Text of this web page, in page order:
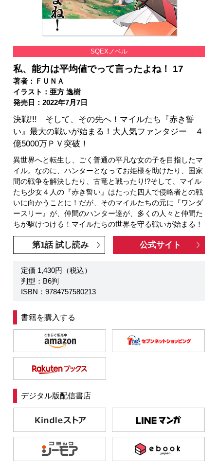
SQEXノベル
私、能力は平均値でって言ったよね！ 17
著者：ＦＵＮＡ
イラスト：亜方 逸樹
発売日：2022年7月7日
決戦!!! そして、その先へ！マイルたち『赤き誓
い』最大の戦いが始まる！大人気ファンタジー ４
億5000万ＰＶ突破！
異世界へと転生し、ごく普通の平凡な女の子を目指したマ
イル。なのに、ハンターとなってお姫様を助けたり、国家
間の戦争を解決したり、古竜と戦ったり!?そして、マイル
たち少女４人の『赤き誓い』はたった四人で侵略者との戦
いに向かうことに！だが、そのマイルたちの元に『ワンダ
ースリー』が、仲間のハンター達が、多くの人々と仲間た
ちが駆けつける！マイルたちの世界を守る戦いが始まる！
第1話 試し読み 公式サイト
定価 1,430円（税込）
判型：B6判
ISBN：9784757580213
書籍を購入する
デジタル版配信書店